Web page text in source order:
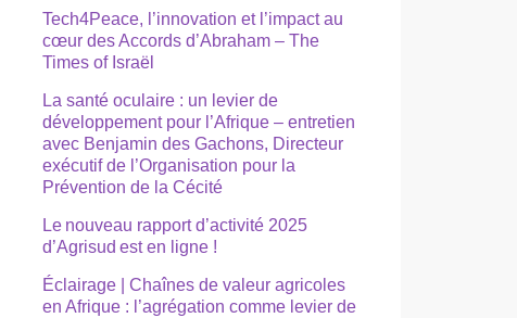
Tech4Peace, l’innovation et l’impact au
cœur des Accords d’Abraham – The
Times of Israël
La santé oculaire : un levier de
développement pour l’Afrique – entretien
avec Benjamin des Gachons, Directeur
exécutif de l’Organisation pour la
Prévention de la Cécité
Le nouveau rapport d’activité 2025
d’Agrisud est en ligne !
Éclairage | Chaînes de valeur agricoles
en Afrique : l’agrégation comme levier de